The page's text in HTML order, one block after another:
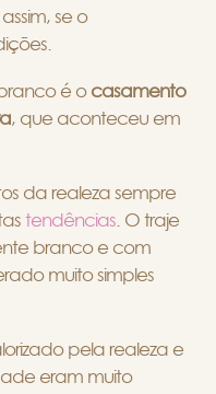
se o
é ocasamento
, que aconteceu em
da realeza sempre
tendências . O traje
branco e com
muito simples
pela realeza e
eram muito